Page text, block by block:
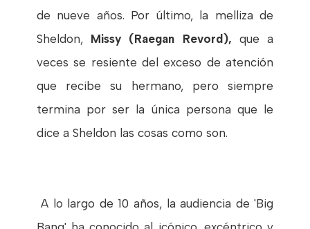
de nueve años. Por último, la melliza de
Sheldon, Missy (Raegan Revord),que a
veces se resiente del exceso de atención
que recibe su hermano, pero siempre
termina por ser la única persona que le
dice a Sheldon las cosas como son.
A lo largo de 10 años, la audiencia de 'Big